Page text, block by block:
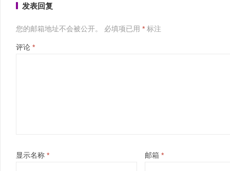
发表回复
您的邮箱地址不会被公开。 必填项已用 * 标注
评论 *
显示名称 * 邮箱 *